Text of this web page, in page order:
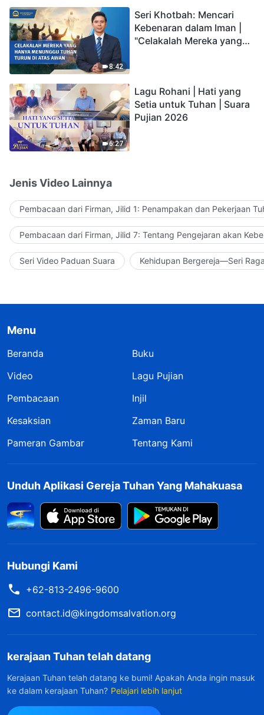
8:42
Seri Khotbah: Mencari
Kebenaran dalam Iman |
"Celakalah Mereka yang
6:27
Lagu Rohani | Hati yang
Setia untuk Tuhan | Suara
Pujian 2026
Jenis Video Lainnya
Pembacaan dari Firman, Jilid 1: Penampakan dan Pekerjaan
Pembacaan dari Firman, Jilid 7: Tentang Pengejaran akan
Seri Video Paduan Suara Kehidupan Bergereja—Seri
Menu
Beranda
Buku
Video
Lagu Pujian
Pembacaan
Injil
Kesaksian
Zaman Baru
Pameran Gambar
Tentang Kami
Unduh Aplikasi Gereja Tuhan Yang Mahakuasa
Hubungi Kami
+62-813-2496-9600
contact.id@kingdomsalvation.org
kerajaan Tuhan telah datang
Kerajaan Tuhan telah datang ke bumi! Apakah Anda ingin masuk
ke dalam kerajaan Tuhan? Pelajari lebih lanjut